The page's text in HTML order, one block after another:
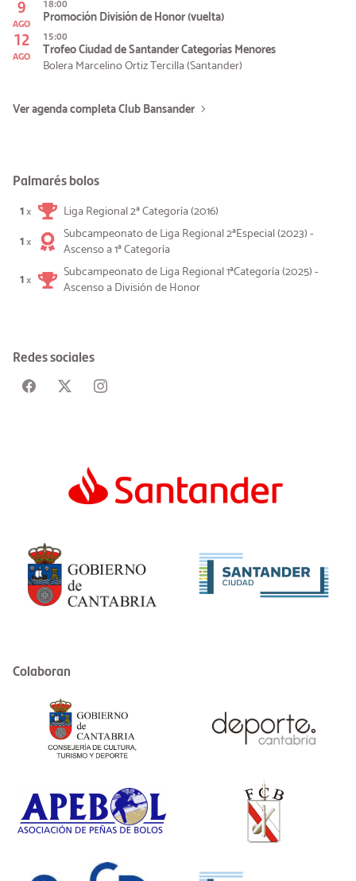
9
AGO
18:00
Promoción División de Honor (vuelta)
12
AGO
15:00
Trofeo Ciudad de Santander Categorías Menores
Bolera Marcelino Ortiz Tercilla (Santander)
Ver agenda completa Club Bansander
Palmarés bolos
1×
Liga Regional 2ª Categoría (2016)
1×
Subcampeonato de Liga Regional 2ªEspecial (2023) -
Ascenso a 1ª Categoría
1×
Subcampeonato de Liga Regional 1ªCategoría (2025) -
Ascenso a División de Honor
Redes sociales
Colaboran